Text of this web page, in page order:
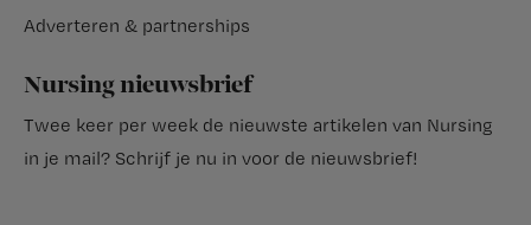
Adverteren & partnerships
Nursing nieuwsbrief
Twee keer per week de nieuwste artikelen van Nursing
in je mail? Schrijf je nu in voor de nieuwsbrief!